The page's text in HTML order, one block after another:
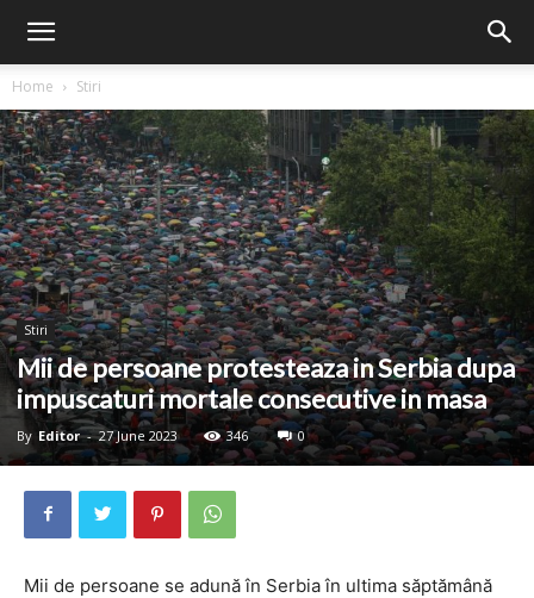
Home Stiri
Stiri
Mii de persoane protesteaza in Serbia dupa
impuscaturi mortale consecutive in masa
By Editor - 27 June 2023 346 0
Mii de persoane se adună în Serbia în ultima săptămână